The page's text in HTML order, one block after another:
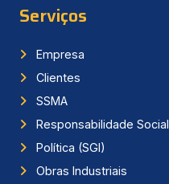
Serviços
Empresa
Clientes
SSMA
Responsabilidade Social
Política (SGI)
Obras Industriais